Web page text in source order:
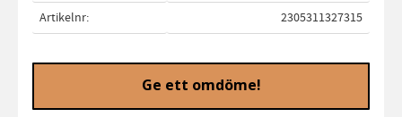
Artikelnr
2305311327315
Ge ett omdöme!